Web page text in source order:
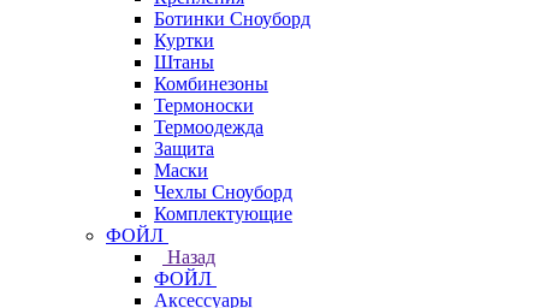
Ботинки Сноуборд
Куртки
Штаны
Комбинезоны
Термоноски
Термоодежда
Защита
Маски
Чехлы Сноуборд
Комплектующие
ФОЙЛ
Назад
ФОЙЛ
Аксессуары